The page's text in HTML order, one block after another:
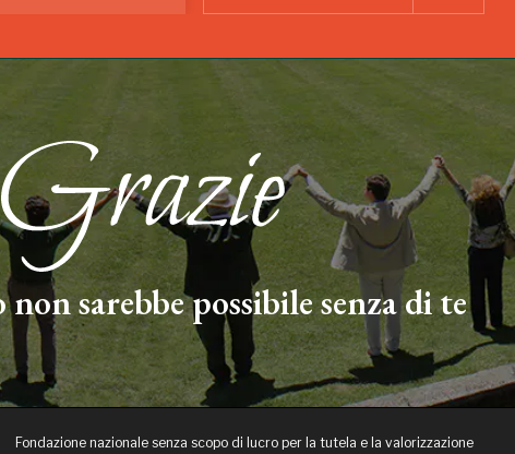
sarebbe possibile senza di te
Fondazione nazionale senza scopo di lucro per la tutela e la valorizzazione